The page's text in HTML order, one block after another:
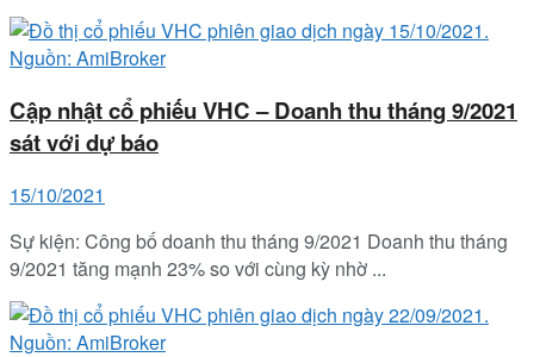
Cập nhật cổ phiếu VHC – Doanh thu tháng 9/2021
sát với dự báo
15/10/2021
Sự kiện: Công bố doanh thu tháng 9/2021 Doanh thu tháng
9/2021 tăng mạnh 23% so với cùng kỳ nhờ ...